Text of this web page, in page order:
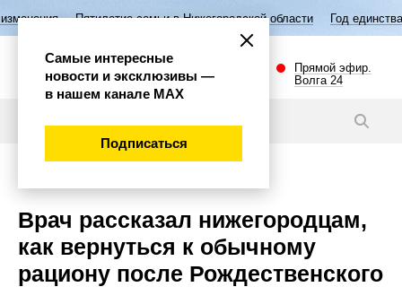
семьи в Нижегородской области Год единства народов России
Прямой эфир.
Волга 24
Врач рассказал нижегородцам,
как вернуться к обычному
рациону после Рождественского
Самые интересные
новости и эксклюзивы —
в нашем канале МАХ
Подписаться